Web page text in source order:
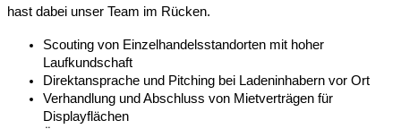
hast dabei unser Team im Rücken.
Scouting von Einzelhandelsstandorten mit hoher
Laufkundschaft
Direktansprache und Pitching bei Ladeninhabern vor Ort
Verhandlung und Abschluss von Mietverträgen für
Displayflächen